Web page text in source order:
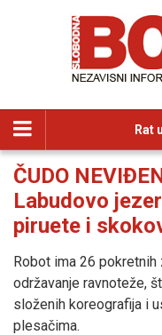
Rat
ČUDO
Labudovo
piruete i
Robot ima 26
održavanje ravnoteže,
složenih koreografija i
plesačima.